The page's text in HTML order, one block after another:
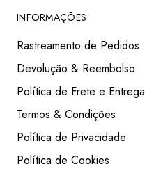
INFORMAÇÕES
Rastreamento de Pedidos
Devolução & Reembolso
Política de Frete e Entrega
Termos & Condições
Política de Privacidade
Política de Cookies